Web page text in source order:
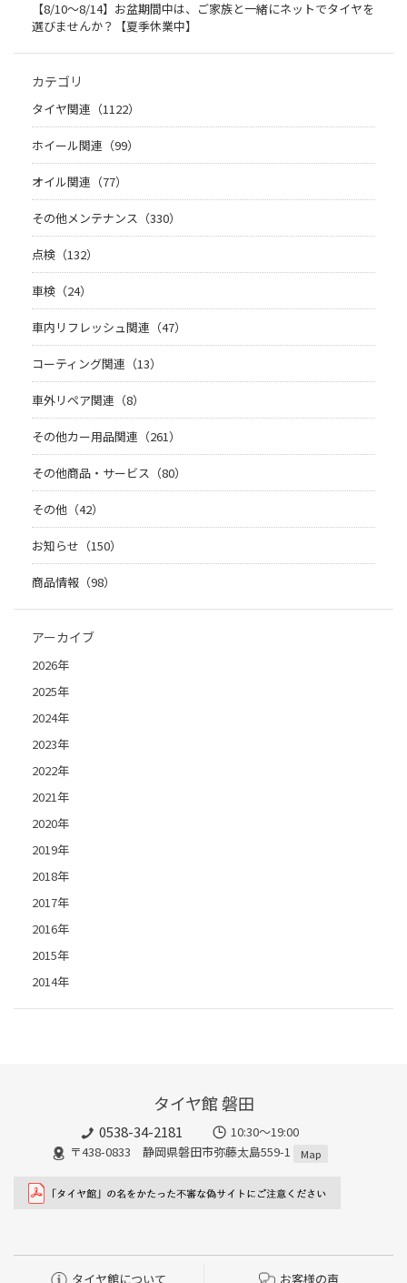
【8/10～8/14】お盆期間中は、ご家族と一緒にネットでタイヤを
選びませんか？【夏季休業中】
カテゴリ
タイヤ関連（1122）
ホイール関連（99）
オイル関連（77）
その他メンテナンス（330）
点検（132）
車検（24）
車内リフレッシュ関連（47）
コーティング関連（13）
車外リペア関連（8）
その他カー用品関連（261）
その他商品・サービス（80）
その他（42）
お知らせ（150）
商品情報（98）
アーカイブ
2026年
2025年
2024年
2023年
2022年
2021年
2020年
2019年
2018年
2017年
2016年
2015年
2014年
タイヤ館 磐田
0538-34-2181
10:30～19:00
〒438-0833 静岡県磐田市弥藤太島559-1
Map
タイヤ館について お客様の声